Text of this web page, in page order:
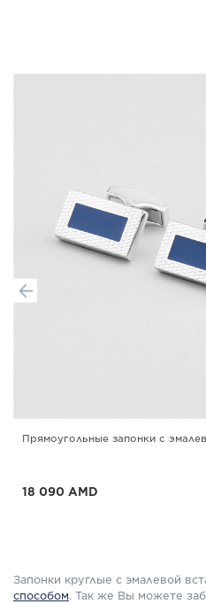
Прямоугольные запонки с
18 090 AMD
До -25% при покупке от 3-х
Запонки круглые с эмалевой
способом. Так же Вы можете